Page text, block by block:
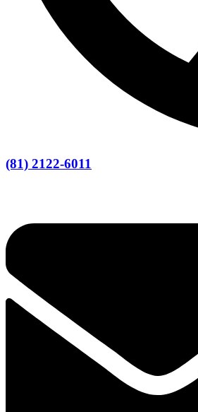
(81) 2122-6011